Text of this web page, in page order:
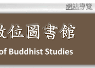
網站導覽